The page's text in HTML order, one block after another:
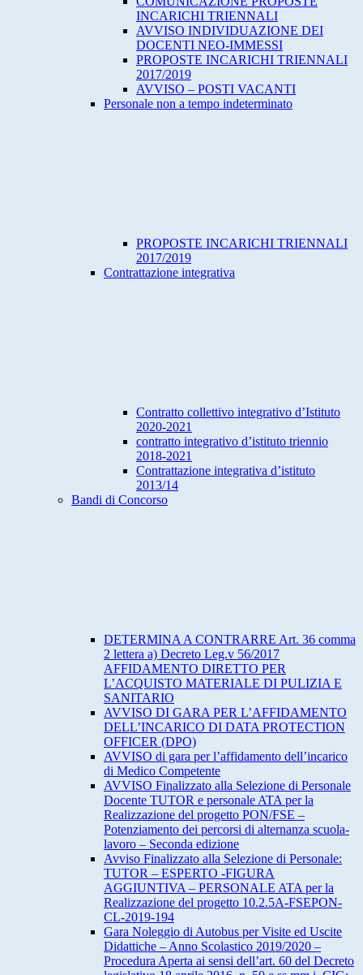
INCARICHI TRIENNALI
AVVISO INDIVIDUAZIONE DEI
DOCENTI NEO-IMMESSI
PROPOSTE INCARICHI TRIENNALI
2017/2019
AVVISO – POSTI VACANTI
Personale non a tempo indeterminato
PROPOSTE INCARICHI TRIENNALI
2017/2019
Contrattazione integrativa
Contratto collettivo integrativo d’Istituto
2020-2021
contratto integrativo d’istituto triennio
2018-2021
Contrattazione integrativa d’istituto
2013/14
Bandi di Concorso
DETERMINA A CONTRARRE Art. 36 comma
2 lettera a) Decreto Leg.v 56/2017
AFFIDAMENTO DIRETTO PER
L’ACQUISTO MATERIALE DI PULIZIA E
SANITARIO
AVVISO DI GARA PER L’AFFIDAMENTO
DELL’INCARICO DI DATA PROTECTION
OFFICER (DPO)
AVVISO di gara per l’affidamento dell’incarico
di Medico Competente
AVVISO Finalizzato alla Selezione di Personale
Docente TUTOR e personale ATA per la
Realizzazione del progetto PON/FSE –
Potenziamento dei percorsi di alternanza scuola-
lavoro – Seconda edizione
Avviso Finalizzato alla Selezione di Personale:
TUTOR – ESPERTO -FIGURA
AGGIUNTIVA – PERSONALE ATA per la
Realizzazione del progetto 10.2.5A-FSEPON-
CL-2019-194
Gara Noleggio di Autobus per Visite ed Uscite
Didattiche – Anno Scolastico 2019/2020 –
Procedura Aperta ai sensi dell’art. 60 del Decreto